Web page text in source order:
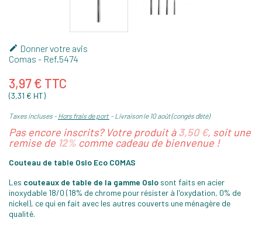
 Donner votre avis
Comas - Ref.5474
3,97 € TTC
(3,31 € HT)
Taxes incluses Hors frais de port Livraison le 10 août (congés d'été)
Pas encore inscrits? Votre produit à3,50 €, soit une
remise de 12% comme cadeau de bienvenue !
Couteau de table Oslo Eco COMAS
Les couteaux de table de la gamme Oslo sont faits en acier
inoxydable 18/0 (18% de chrome pour résister à l'oxydation, 0% de
nickel), ce qui en fait avec les autres couverts une ménagère de
qualité.